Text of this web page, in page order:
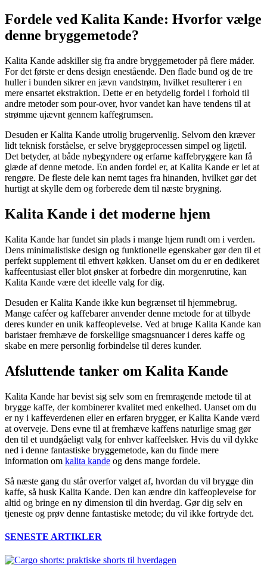
Fordele ved Kalita Kande: Hvorfor vælge
denne bryggemetode?
Kalita Kande adskiller sig fra andre bryggemetoder på flere måder.
For det første er dens design enestående. Den flade bund og de tre
huller i bunden sikrer en jævn vandstrøm, hvilket resulterer i en
mere ensartet ekstraktion. Dette er en betydelig fordel i forhold til
andre metoder som pour-over, hvor vandet kan have tendens til at
strømme ujævnt gennem kaffegrumsen.
Desuden er Kalita Kande utrolig brugervenlig. Selvom den kræver
lidt teknisk forståelse, er selve bryggeprocessen simpel og ligetil.
Det betyder, at både nybegyndere og erfarne kaffebryggere kan få
glæde af denne metode. En anden fordel er, at Kalita Kande er let at
rengøre. De fleste dele kan nemt tages fra hinanden, hvilket gør det
hurtigt at skylle dem og forberede dem til næste brygning.
Kalita Kande i det moderne hjem
Kalita Kande har fundet sin plads i mange hjem rundt om i verden.
Dens minimalistiske design og funktionelle egenskaber gør den til et
perfekt supplement til ethvert køkken. Uanset om du er en dedikeret
kaffeentusiast eller blot ønsker at forbedre din morgenrutine, kan
Kalita Kande være det ideelle valg for dig.
Desuden er Kalita Kande ikke kun begrænset til hjemmebrug.
Mange caféer og kaffebarer anvender denne metode for at tilbyde
deres kunder en unik kaffeoplevelse. Ved at bruge Kalita Kande kan
baristaer fremhæve de forskellige smagsnuancer i deres kaffe og
skabe en mere personlig forbindelse til deres kunder.
Afsluttende tanker om Kalita Kande
Kalita Kande har bevist sig selv som en fremragende metode til at
brygge kaffe, der kombinerer kvalitet med enkelhed. Uanset om du
er ny i kaffeverdenen eller en erfaren brygger, er Kalita Kande værd
at overveje. Dens evne til at fremhæve kaffens naturlige smag gør
den til et uundgåeligt valg for enhver kaffeelsker. Hvis du vil dykke
ned i denne fantastiske bryggemetode, kan du finde mere
information om kalita kande og dens mange fordele.
Så næste gang du står overfor valget af, hvordan du vil brygge din
kaffe, så husk Kalita Kande. Den kan ændre din kaffeoplevelse for
altid og bringe en ny dimension til din hverdag. Gør dig selv en
tjeneste og prøv denne fantastiske metode; du vil ikke fortryde det.
SENESTE ARTIKLER